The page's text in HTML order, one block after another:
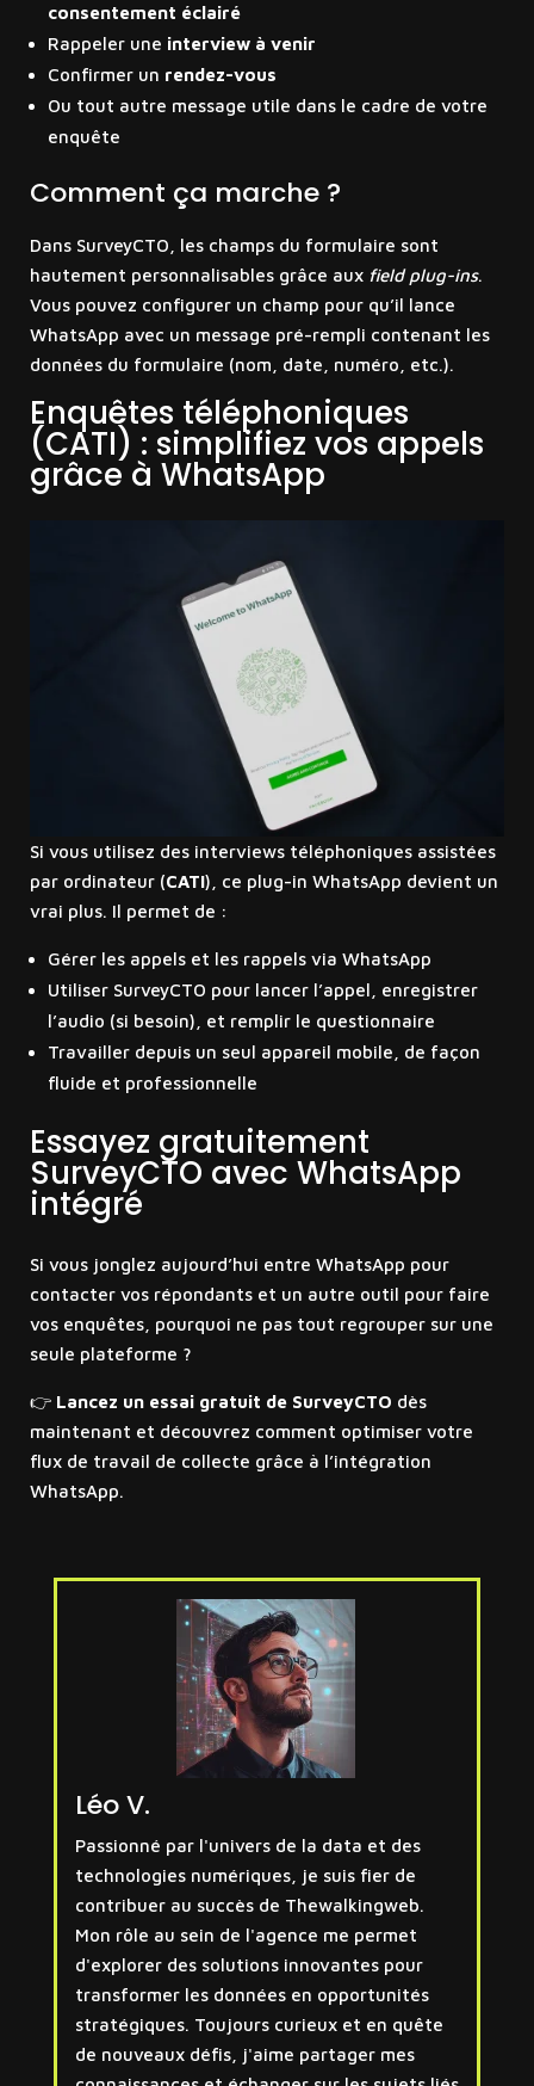
consentement éclairé
Rappeler une interview à venir
Confirmer un rendez-vous
Ou tout autre message utile dans le cadre de votre
enquête
Comment ça marche ?
Dans SurveyCTO, les champs du formulaire sont
hautement personnalisables grâce aux field plug-ins.
Vous pouvez configurer un champ pour qu’il lance
WhatsApp avec un message pré-rempli contenant les
données du formulaire (nom, date, numéro, etc.).
Enquêtes téléphoniques
(CATI) : simplifiez vos appels
grâce à WhatsApp
Si vous utilisez des interviews téléphoniques assistées
par ordinateur (CATI), ce plug-in WhatsApp devient un
vrai plus. Il permet de :
Gérer les appels et les rappels via WhatsApp
Utiliser SurveyCTO pour lancer l’appel, enregistrer
l’audio (si besoin), et remplir le questionnaire
Travailler depuis un seul appareil mobile, de façon
fluide et professionnelle
Essayez gratuitement
SurveyCTO avec WhatsApp
intégré
Si vous jonglez aujourd’hui entre WhatsApp pour
contacter vos répondants et un autre outil pour faire
vos enquêtes, pourquoi ne pas tout regrouper sur une
seule plateforme ?
👉 Lancez un essai gratuit de SurveyCTO dès
maintenant et découvrez comment optimiser votre
flux de travail de collecte grâce à l’intégration
WhatsApp.
Léo V.
Passionné par l'univers de la data et des
technologies numériques, je suis fier de
contribuer au succès de Thewalkingweb.
Mon rôle au sein de l'agence me permet
d'explorer des solutions innovantes pour
transformer les données en opportunités
stratégiques. Toujours curieux et en quête
de nouveaux défis, j'aime partager mes